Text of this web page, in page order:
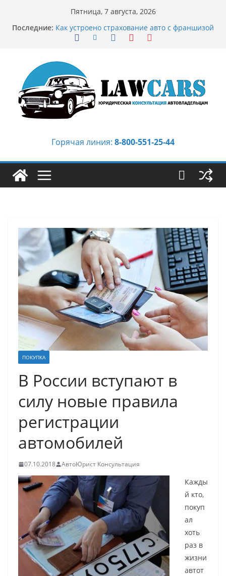
содержимому
Пятница, 7 августа, 2026
Последние: Как устроено страхование авто с франшизой
и кому оно может подойти
Аукцион мотоциклов: когда выбор
становится философией скорости
Срочный выкуп битых авто в Москве:
почему автовладельцы выбирают mos-auto
Бриллиантовые серьги: вечная классика
или остромодный тренд?
Горячая линия: 8-800-551-25-44
ПОКУПКА
В России вступают в
силу новые правила
регистрации
автомобилей
07.10.2018 АвтоЮрист Консультация
Кажды
й кто,
покуп
ал
хоть
раз в
жизни
автот